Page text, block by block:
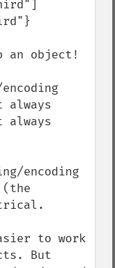
an object!
always
always
encoding
to work
But